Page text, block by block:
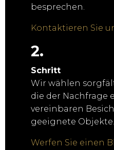
besprechen.
Kontaktieren Sie
2.
Schritt
Wir wählen
die der Nachfrage
vereinbaren
geeignete Objekte.
Werfen Sie einen